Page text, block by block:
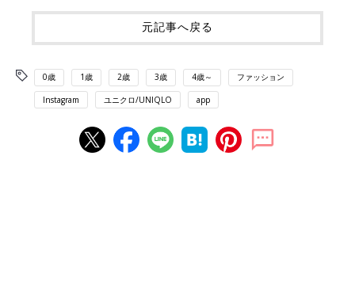
元記事へ戻る
0歳 1歳 2歳 3歳 4歳～ ファッション
Instagram ユニクロ/UNIQLO app